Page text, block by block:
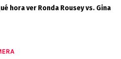
hora ver Ronda Rousey vs. Gina